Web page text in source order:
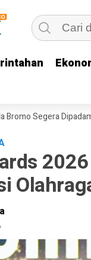
Segera Dipadamkan